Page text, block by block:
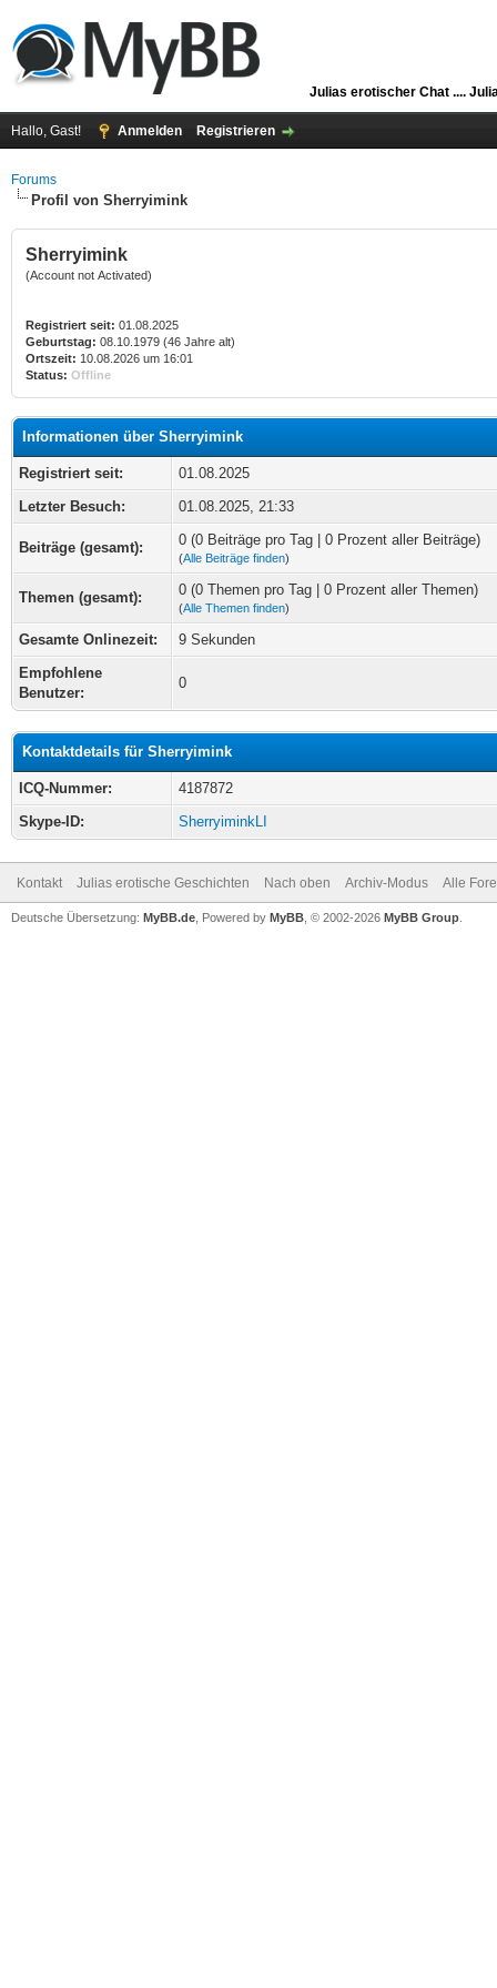
Julias erotischer Chat ....
Hallo, Gast! Anmelden Registrieren
Forums
Profil von Sherryimink
Sherryimink
(Account not Activated)
Registriert seit: 01.08.2025
Geburtstag: 08.10.1979 (46 Jahre alt)
Ortszeit: 10.08.2026 um 16:01
Status: Offline
Informationen über Sherryimink
Registriert seit:
01.08.2025
Letzter Besuch:
01.08.2025, 21:33
Beiträge (gesamt): 0 (0 Beiträge pro Tag | 0 Prozent aller Beiträge)
(Alle Beiträge finden)
Themen (gesamt): 0 (0 Themen pro Tag | 0 Prozent aller Themen)
(Alle Themen finden)
Gesamte Onlinezeit:
9 Sekunden
Empfohlene
Benutzer:
0
Kontaktdetails für Sherryimink
ICQ-Nummer:
4187872
Skype-ID:
SherryiminkLI
Kontakt Julias erotische Geschichten Nach oben Archiv-Modus Alle
Deutsche Übersetzung: MyBB.de , Powered by MyBB , © 2002-2026 MyBB Group